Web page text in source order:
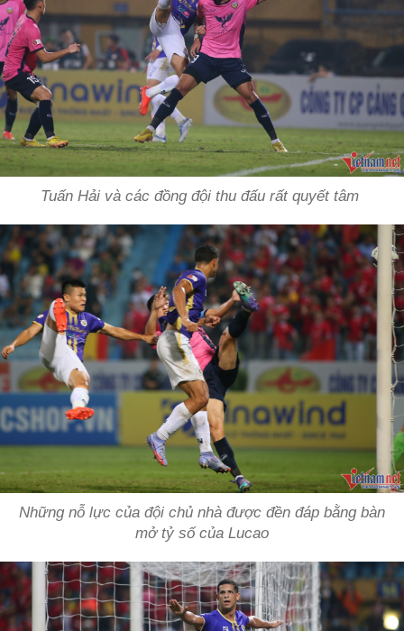
Tuấn Hải và các đồng đội thu đấu rất quyết tâm
Những nỗ lực của đội chủ nhà được đền đáp bằng bàn
mở tỷ số của Lucao